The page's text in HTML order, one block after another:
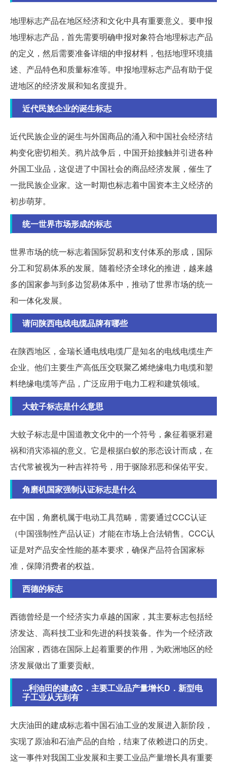
地理标志产品在地区经济和文化中具有重要意义。要申报
地理标志产品，首先需要明确申报对象符合地理标志产品
的定义，然后需要准备详细的申报材料，包括地理环境描
述、产品特色和质量标准等。申报地理标志产品有助于促
进地区的经济发展和知名度提升。
近代民族企业的诞生标志
近代民族企业的诞生与外国商品的涌入和中国社会经济结
构变化密切相关。鸦片战争后，中国开始接触并引进各种
外国工业品，这促进了中国社会的商品经济发展，催生了
一批民族企业家。这一时期也标志着中国资本主义经济的
初步萌芽。
统一世界市场形成的标志
世界市场的统一标志着国际贸易和支付体系的形成，国际
分工和贸易体系的发展。随着经济全球化的推进，越来越
多的国家参与到多边贸易体系中，推动了世界市场的统一
和一体化发展。
请问陕西电线电缆品牌有哪些
在陕西地区，金瑞长通电线电缆厂是知名的电线电缆生产
企业。他们主要生产高低压交联聚乙烯绝缘电力电缆和塑
料绝缘电缆等产品，广泛应用于电力工程和建筑领域。
大蚊子标志是什么意思
大蚊子标志是中国道教文化中的一个符号，象征着驱邪避
祸和消灾添福的意义。它是根据白蚁的形态设计而成，在
古代常被视为一种吉祥符号，用于驱除邪恶和保佑平安。
角磨机国家强制认证标志是什么
在中国，角磨机属于电动工具范畴，需要通过CCC认证
（中国强制性产品认证）才能在市场上合法销售。CCC认
证是对产品安全性能的基本要求，确保产品符合国家标
准，保障消费者的权益。
西德的标志
西德曾经是一个经济实力卓越的国家，其主要标志包括经
济发达、高科技工业和先进的科技装备。作为一个经济政
治国家，西德在国际上起着重要的作用，为欧洲地区的经
济发展做出了重要贡献。
...利油田的建成C．主要工业品产量增长D．新型电
子工业从无到有
大庆油田的建成标志着中国石油工业的发展进入新阶段，
实现了原油和石油产品的自给，结束了依赖进口的历史。
这一事件对我国工业发展和主要工业品产量增长具有重要